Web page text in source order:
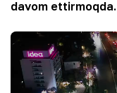
davom ettirmoqda.